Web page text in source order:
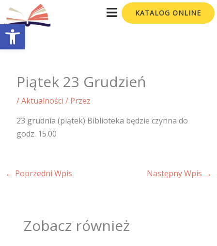
Otwórz pasek narzędzi
Przejdź
do
treści
KATALOG ONLINE
Piątek 23 Grudzień
/Aktualności / Przez
23 grudnia (piątek) Biblioteka będzie czynna do
godz. 15.00
← Poprzedni Wpis Następny Wpis →
Zobacz również